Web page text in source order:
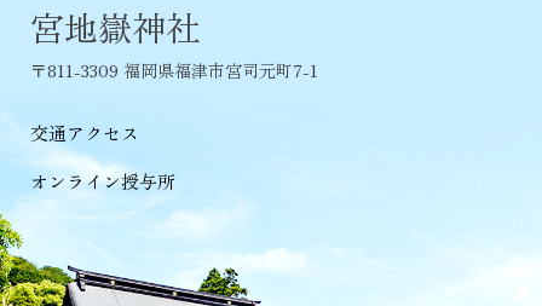
宮地嶽神社
〒811-3309 福岡県福津市宮司元町7-1
交通アクセス
オンライン授与所